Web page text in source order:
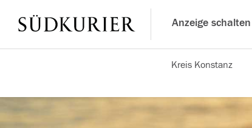
Anzeige schalten
Kreis Konstanz